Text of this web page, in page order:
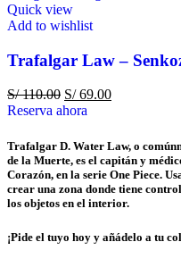
Quick view
Add to wishlist
Trafalgar Law –
S/110.00 S/69.00
Reserva ahora
Trafalgar D. Water Law, o
de la Muerte, es el capitán y
Corazón, en la serie One Piece.
crear una zona donde tiene
los objetos en el interior.
¡Pide el tuyo hoy y añádelo a tu